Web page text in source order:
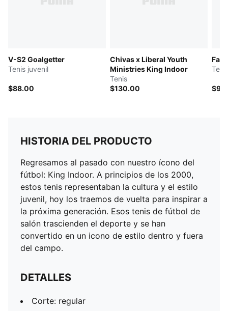
V-S2 Goalgetter
Tenis juvenil
$88.00
Chivas x Liberal Youth
Ministries King Indoor
Tenis
$130.00
Fade
HISTORIA DEL PRODUCTO
Regresamos al pasado con nuestro ícono del
fútbol: King Indoor. A principios de los 2000,
estos tenis representaban la cultura y el estilo
juvenil, hoy los traemos de vuelta para inspirar a
la próxima generación. Esos tenis de fútbol de
salón trascienden el deporte y se han
convertido en un icono de estilo dentro y fuera
del campo.
DETALLES
Corte: regular